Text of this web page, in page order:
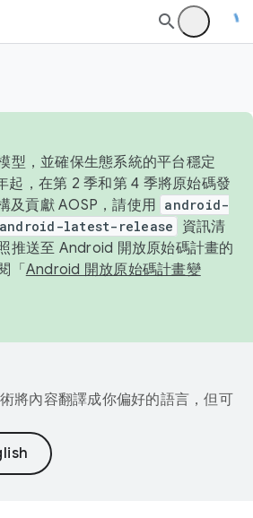
型，並確保生態系統的平台穩定
起，在第 2 季和第 4 季將原始碼發
及貢獻 AOSP，請使用 android-
android-latest-release
資訊清
推送至 Android 開放原始碼計畫的
「 Android 開放原始碼計畫變
將內容翻譯成你偏好的語言，但可